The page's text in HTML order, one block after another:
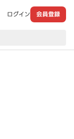
ログイン 会員登録